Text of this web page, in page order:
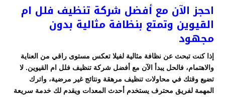
احجز الآن مع أفضل شركة تنظيف فلل ام
القيوين وتمتع بنظافة مثالية بدون
مجهود
إذا كنت تبحث عن نظافة مثالية لفيلا تعكس مستوى راقي من العناية
والاهتمام، فالحل يبدأ الآن مع أفضل شركة تنظيف فلل ام القيوين. لا
تضيع وقتك في محاولات تنظيف مرهقة ونتائج غير مرضية، واترك
المهمة لفريق محترف يستخدم أحدث المعدات ويقدم لك خدمة سريعة